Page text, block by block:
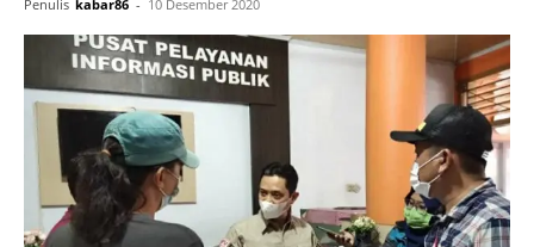
Penulis kabar86 - 10 Desember 2020